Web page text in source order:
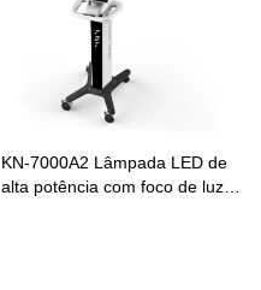
KN-7000A2 Lâmpada LED de
alta potência com foco de luz